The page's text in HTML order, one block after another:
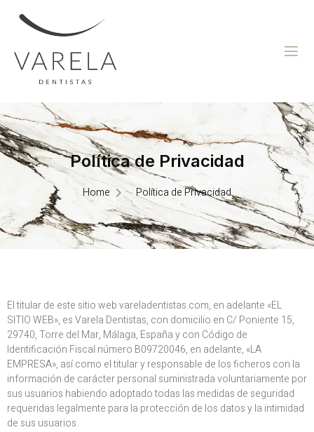
Política de Privacidad
Home Política de Privacidad
El titular de este sitio web vareladentistas.com, en adelante «EL
SITIO WEB», es Varela Dentistas, con domicilio en C/ Poniente 15,
29740, Torre del Mar, Málaga, España y con Código de
Identificación Fiscal número B09720046, en adelante, «LA
EMPRESA», así como el titular y responsable de los ficheros con la
información de carácter personal suministrada voluntariamente por
sus usuarios habiendo adoptado todas las medidas de seguridad
requeridas legalmente para la protección de los datos y la intimidad
de sus usuarios.